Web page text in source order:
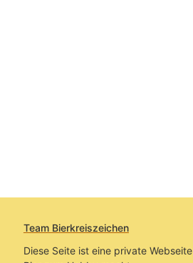
Team Bierkreiszeichen
Diese Seite ist eine private